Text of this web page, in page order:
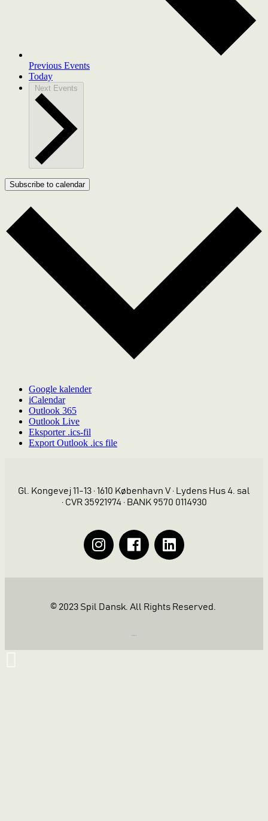
Previous Events
Today
Next Events
Subscribe to calendar
Google kalender
iCalendar
Outlook 365
Outlook Live
Eksporter .ics-fil
Export Outlook .ics file
Gl. Kongevej 11-13 · 1610 København V · Lydens Hus 4. sal
· CVR 35921974 · BANK 9570 0114930
© 2023 Spil Dansk. All Rights Reserved.